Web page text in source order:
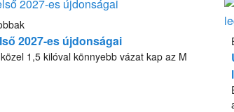
2027-es újdonságai
1,5 kilóval könnyebb vázat kap az M